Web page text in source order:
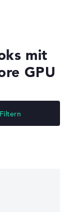
mit
GPU
Filtern